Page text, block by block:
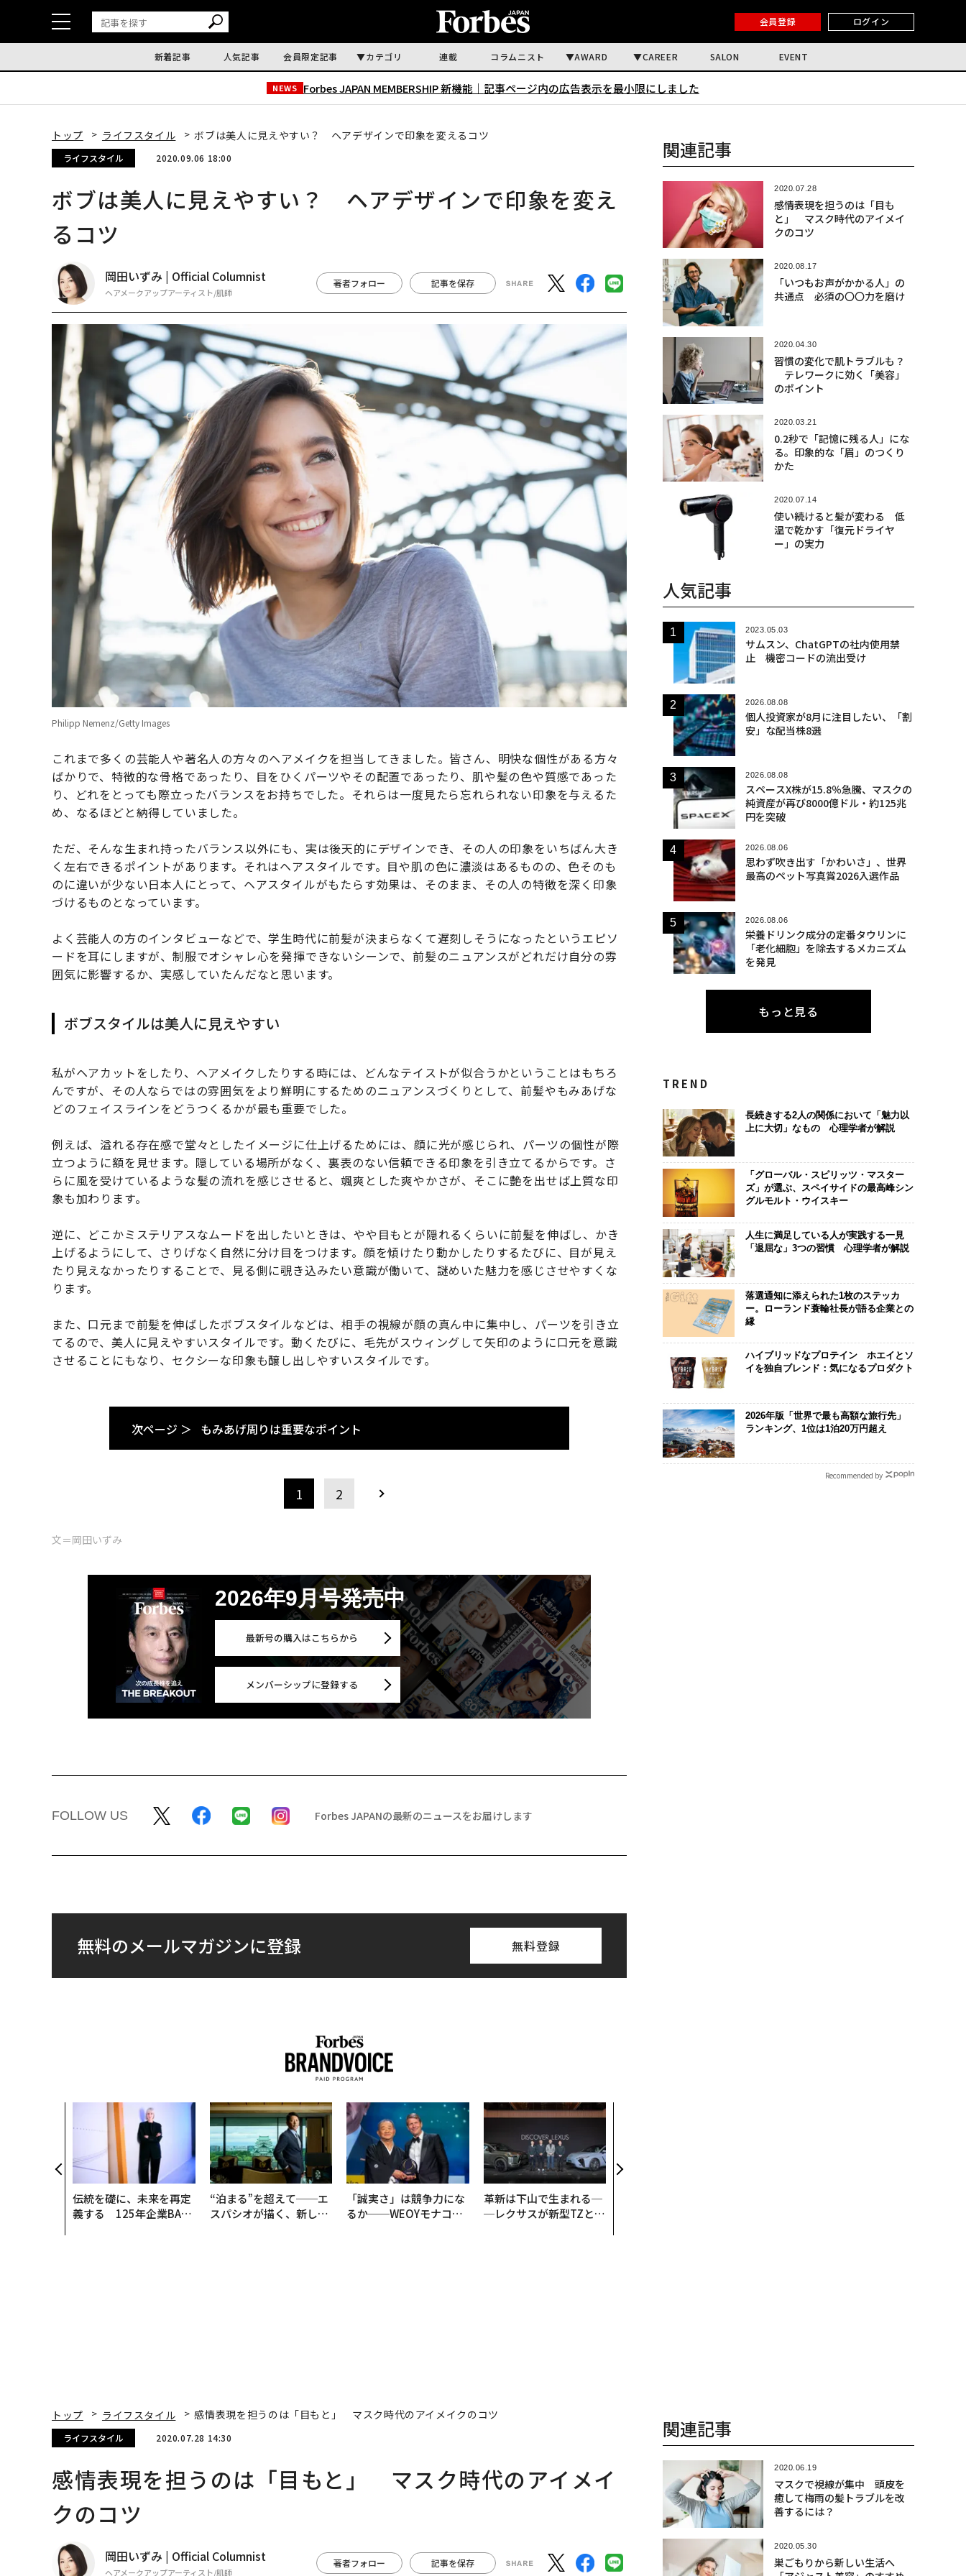
会員登録 ログイン
新着記事 人気記事 会員限定記事 カテゴリ 連載 コラムニスト AWARD CAREER SALON EVENT
NEWS Forbes JAPAN MEMBERSHIP 新機能｜ 記事ページ内の広告表示を最小限にしました
トップ ライフスタイル ボブは美人に見えやすい？ ヘアデザインで印象を変えるコツ
ライフスタイル 2020.09.06 18:00
ボブは美人に見えやすい？ ヘアデザインで印象を変え
るコツ
岡田いずみ | Official Columnist
ヘアメークアップアーティスト/肌師
著者フォロー 記事を保存
Philipp Nemenz/Getty Images
これまで多くの芸能人や著名人の方々のヘアメイクを担当してきました。皆さん、明快な個性がある方々
ばかりで、特徴的な骨格であったり、目をひくパーツやその配置であったり、肌や髪の色や質感であった
り、どれをとっても際立ったバランスをお持ちでした。それらは一度見たら忘れられない印象を与えるた
め、なるほどと納得していました。
ただ、そんな生まれ持ったバランス以外にも、実は後天的にデザインでき、その人の印象をいちばん大き
く左右できるポイントがあります。それはヘアスタイルです。目や肌の色に濃淡はあるものの、色そのも
のに違いが少ない日本人にとって、ヘアスタイルがもたらす効果は、そのまま、その人の特徴を深く印象
づけるものとなっています。
よく芸能人の方のインタビューなどで、学生時代に前髪が決まらなくて遅刻しそうになったというエピソ
ードを耳にしますが、制服でオシャレ心を発揮できないシーンで、前髪のニュアンスがどれだけ自分の雰
囲気に影響するか、実感していたんだなと思います。
ボブスタイルは美人に見えやすい
私がヘアカットをしたり、ヘアメイクしたりする時には、どんなテイストが似合うかということはもちろ
んですが、その人ならではの雰囲気をより鮮明にするためのニュアンスづくりとして、前髪やもみあげな
どのフェイスラインをどうつくるかが最も重要でした。
例えば、溢れる存在感で堂々としたイメージに仕上げるためには、顔に光が感じられ、パーツの個性が際
立つように額を見せます。隠している場所がなく、裏表のない信頼できる印象を引き立てるからです。さ
らに風を受けているような髪の流れを感じさせると、颯爽とした爽やかさが、そこに艶を出せば上質な印
象も加わります。
逆に、どこかミステリアスなムードを出したいときは、やや目もとが隠れるくらいに前髪を伸ばし、かき
上げるようにして、さりげなく自然に分け目をつけます。顔を傾けたり動かしたりするたびに、目が見え
たり見えなかったりすることで、見る側に覗き込みたい意識が働いて、謎めいた魅力を感じさせやすくな
ります。
また、口元まで前髪を伸ばしたボブスタイルなどは、相手の視線が顔の真ん中に集中し、パーツを引き立
てるので、美人に見えやすいスタイルです。動くたびに、毛先がスウィングして矢印のように口元を意識
させることにもなり、セクシーな印象も醸し出しやすいスタイルです。
次ページ ＞ もみあげ周りは重要なポイント
1 2
文＝岡田いずみ
2026年9月号発売中
最新号の購入はこちらから
メンバーシップに登録する
FOLLOW US Forbes JAPANの最新のニュースをお届けします
無料のメールマガジンに登録 無料登録
伝統を礎に、未来を再定
義する 125年企業BAT
“泊まる”を超えて──エ
スパシオが描く、新しい
「誠実さ」は競争力にな
るか──WEOYモナコで
革新は下山で生まれる─
─レクサスが新型TZとE
関連記事
2020.07.28
感情表現を担うのは「目も
と」 マスク時代のアイメイ
クのコツ
2020.08.17
「いつもお声がかかる人」の
共通点 必須の〇〇力を磨け
2020.04.30
習慣の変化で肌トラブルも？
テレワークに効く「美容」
のポイント
2020.03.21
0.2秒で「記憶に残る人」にな
る。印象的な「眉」のつくり
かた
2020.07.14
使い続けると髪が変わる 低
温で乾かす「復元ドライヤ
ー」の実力
人気記事
2023.05.03
サムスン、ChatGPTの社内使用禁
止 機密コードの流出受け
2026.08.08
個人投資家が8月に注目したい、「割
安」な配当株8選
2026.08.08
スペースX株が15.8％急騰、マスクの
純資産が再び8000億ドル・約125兆
円を突破
2026.08.06
思わず吹き出す「かわいさ」、世界
最高のペット写真賞2026入選作品
2026.08.06
栄養ドリンク成分の定番タウリンに
「老化細胞」を除去するメカニズム
を発見
もっと見る
TREND
長続きする2人の関係において「魅力以
上に大切」なもの 心理学者が解説
「グローバル・スピリッツ・マスター
ズ」が選ぶ、スペイサイドの最高峰シン
グルモルト・ウイスキー
人生に満足している人が実践する一見
「退屈な」3つの習慣 心理学者が解説
落選通知に添えられた1枚のステッカ
ー。ローランド蓑輪社長が語る企業との
縁
ハイブリッドなプロテイン ホエイとソ
イを独自ブレンド：気になるプロダクト
2026年版「世界で最も高額な旅行先」
ランキング、1位は1泊20万円超え
Recommended by
トップ ライフスタイル 感情表現を担うのは「目もと」 マスク時代のアイメイクのコツ
ライフスタイル 2020.07.28 14:30
感情表現を担うのは「目もと」 マスク時代のアイメイ
クのコツ
岡田いずみ | Official Columnist
ヘアメークアップアーティスト/肌師
著者フォロー 記事を保存
関連記事
2020.06.19
マスクで視線が集中 頭皮を
癒して梅雨の髪トラブルを改
善するには？
2020.05.30
巣ごもりから新しい生活へ